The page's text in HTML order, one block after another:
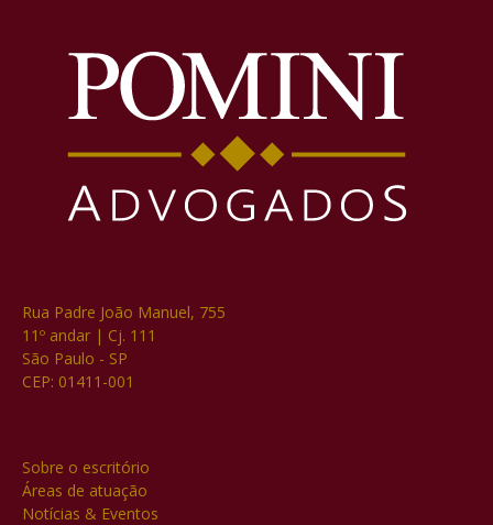
Rua Padre João Manuel, 755
11º andar | Cj. 111
São Paulo - SP
CEP: 01411-001
Sobre o escritório
Áreas de atuação
Notícias & Eventos